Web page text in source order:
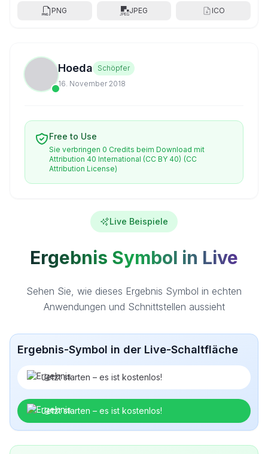
PNG JPEG ICO
Hoeda
Schöpfer
16. November 2018
Free to Use
Sie verbringen 0 Credits beim Download mit
Attribution 40 International (CC BY 40) (CC
Attribution License)
Live Beispiele
Ergebnis Symbol in Live
Sehen Sie, wie dieses Ergebnis Symbol in echten
Anwendungen und Schnittstellen aussieht
Ergebnis-Symbol in der Live-Schaltfläche
Jetzt starten – es ist kostenlos!
Jetzt starten – es ist kostenlos!